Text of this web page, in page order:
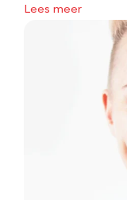
Lees meer